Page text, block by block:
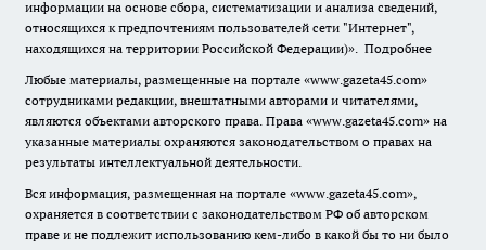
информации на основе сбора, систематизации и анализа сведений,
относящихся к предпочтениям пользователей сети "Интернет",
находящихся на территории Российской Федерации)». Подробнее
Любые материалы, размещенные на портале «www.gazeta45.com»
сотрудниками редакции, внештатными авторами и читателями,
являются объектами авторского права. Права «www.gazeta45.com» на
указанные материалы охраняются законодательством о правах на
результаты интеллектуальной деятельности.
Вся информация, размещенная на портале «www.gazeta45.com»,
охраняется в соответствии с законодательством РФ об авторском
праве и не подлежит использованию кем-либо в какой бы то ни было